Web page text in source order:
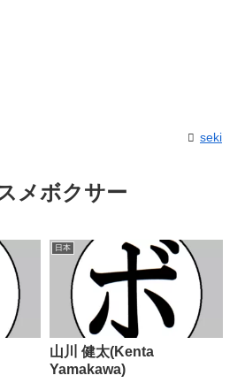
seki
メボクサー
日本
山川 健太(Kenta
Yamakawa)